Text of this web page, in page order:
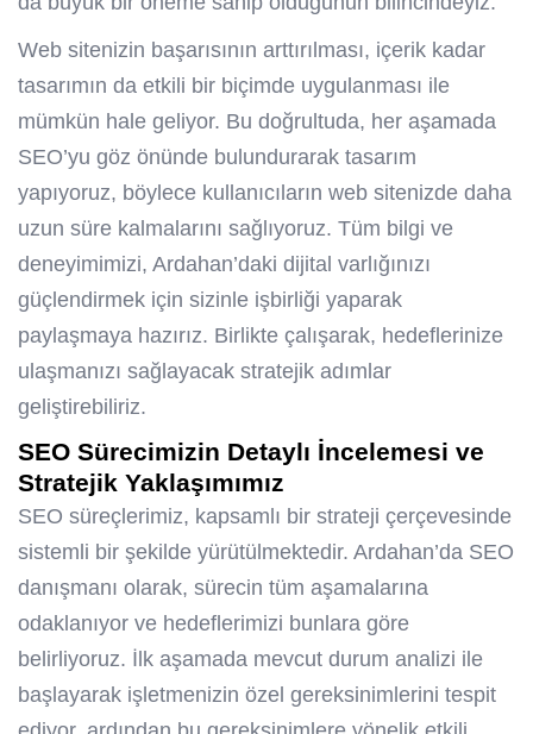
Web sitenizin başarısının arttırılması, içerik kadar
tasarımın da etkili bir biçimde uygulanması ile
mümkün hale geliyor. Bu doğrultuda, her aşamada
SEO’yu göz önünde bulundurarak tasarım
yapıyoruz, böylece kullanıcıların web sitenizde daha
uzun süre kalmalarını sağlıyoruz. Tüm bilgi ve
deneyimimizi, Ardahan’daki dijital varlığınızı
güçlendirmek için sizinle işbirliği yaparak
paylaşmaya hazırız. Birlikte çalışarak, hedeflerinize
ulaşmanızı sağlayacak stratejik adımlar
geliştirebiliriz.
SEO Sürecimizin Detaylı İncelemesi ve
Stratejik Yaklaşımımız
SEO süreçlerimiz, kapsamlı bir strateji çerçevesinde
sistemli bir şekilde yürütülmektedir. Ardahan’da SEO
danışmanı olarak, sürecin tüm aşamalarına
odaklanıyor ve hedeflerimizi bunlara göre
belirliyoruz. İlk aşamada mevcut durum analizi ile
başlayarak işletmenizin özel gereksinimlerini tespit